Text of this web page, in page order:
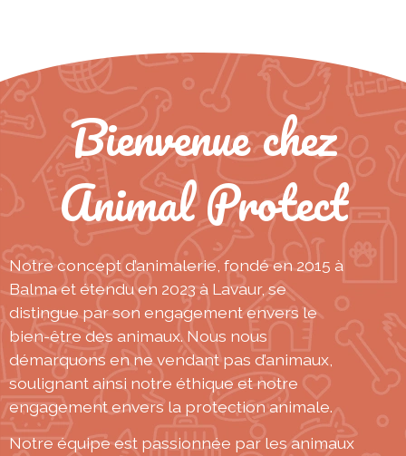
Bienvenue chez
Animal Protect
Notre concept d’animalerie, fondé en 2015 à
Balma et étendu en 2023 à Lavaur, se
distingue par son engagement envers le
bien-être des animaux. Nous nous
démarquons en ne vendant pas d’animaux,
soulignant ainsi notre éthique et notre
engagement envers la protection animale.
Notre équipe est passionnée par les animaux